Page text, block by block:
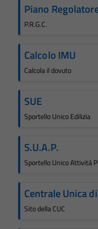
Piano
P.R.G.C.
Calcolo IMU
Calcola il dovuto
SUE
Sportello Unico Edilizia
S.U.A.P.
Sportello Unico Attività
Centrale Unica
Sito della CUC